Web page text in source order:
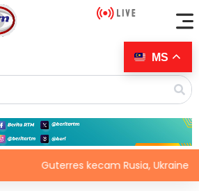
Guterres kecam Rusia, Ukraine serang
MS